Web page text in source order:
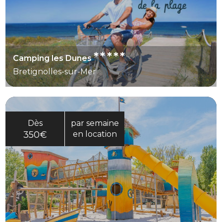
Camping les Dunes*****
Bretignolles-sur-Mer
Dès
350€
par semaine
en location